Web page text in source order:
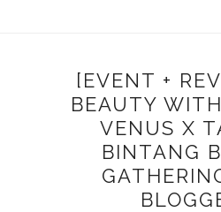
[EVENT +
BEAUTY
VENUS X
BINTANG